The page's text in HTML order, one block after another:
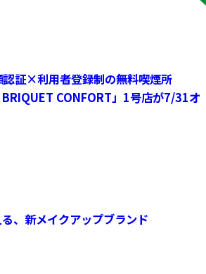
認証×利用者登録制の無料喫煙所
BRIQUET CONFORT」1号店が7/31オ
、新メイクアップブランド